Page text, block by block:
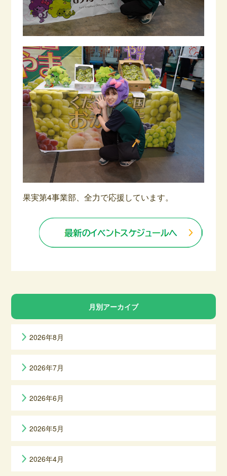
果実第4事業部、全力で応援しています。
月別アーカイブ
2026年8月
2026年7月
2026年6月
2026年5月
2026年4月